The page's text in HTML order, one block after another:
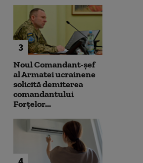
3
Noul Comandant-șef
al Armatei ucrainene
solicită demiterea
comandantului
Forțelor...